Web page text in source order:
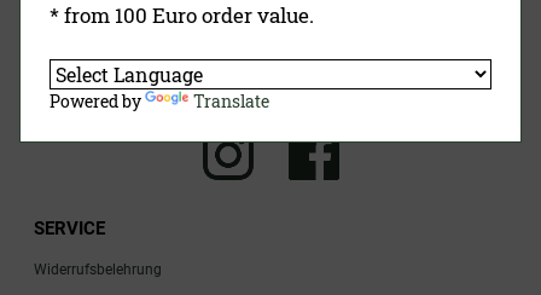
Jetzt Anmelden
SERVICE
Widerrufsbelehrung
* from 100 Euro order value.
Powered by Translate